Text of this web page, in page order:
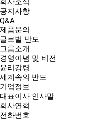
회사소식
공지사항
Q&A
제품문의
글로벌 반도
그룹소개
경영이념 및 비전
윤리강령
세계속의 반도
기업정보
대표이사 인사말
회사연혁
전화번호